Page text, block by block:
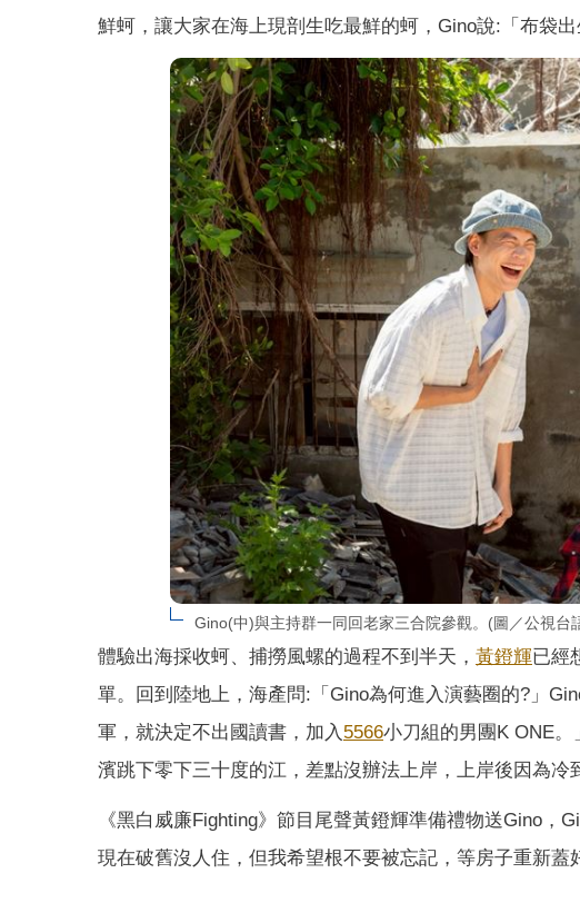
鮮蚵，讓大家在海上現剖生吃最鮮的蚵，Gino說:「布袋出
Gino(中)與主持群一同回老家三合院參觀。(圖／公視台
體驗出海採收蚵、捕撈風螺的過程不到半天， 黃鐙輝已經
單。回到陸地上，海產問:「Gino為何進入演藝圈的?」
軍，就決定不出國讀書，加入 5566小刀組的男團K ONE
濱跳下零下三十度的江，差點沒辦法上岸，上岸後因為冷
《黑白威廉Fighting》節目尾聲黃鐙輝準備禮物送Gino
現在破舊沒人住，但我希望根不要被忘記，等房子重新